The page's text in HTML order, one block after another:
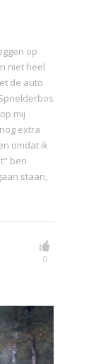
op
niet heel
de auto
mij
extra
omdat ik
ben
staan,
0